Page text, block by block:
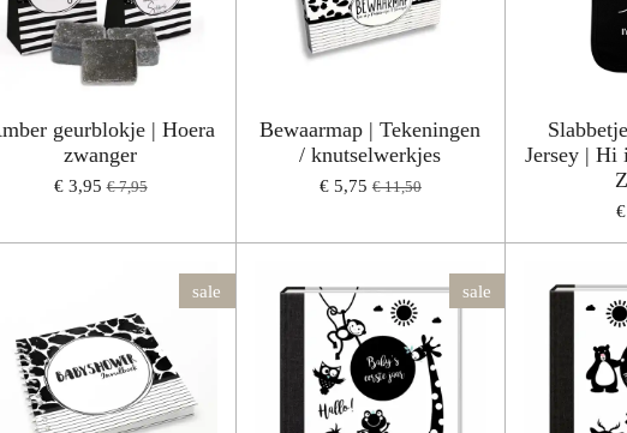
geurblokje | Hoera
zwanger
€ 3,95 € 7,95
Bewaarmap | Tekeningen
/ knutselwerkjes
€ 5,75 € 11,50
Jersey | Hi
sale sale